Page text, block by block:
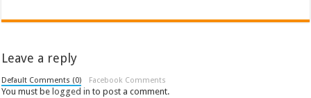
Leave a reply
Default Comments (0) Facebook Comments
You must be logged in to post a comment.